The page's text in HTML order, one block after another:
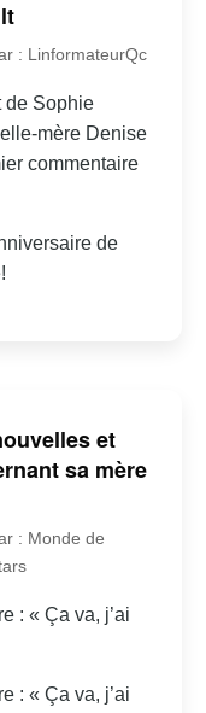
: LinformateurQc
de Sophie
mère Denise
commentaire
de
et
sa mère
: Monde de
: « Ça va, j’ai
: « Ça va, j’ai